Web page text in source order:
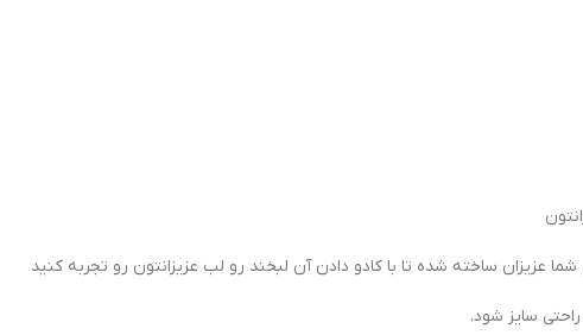
عزیزان ساخته شده تا با کادو دادن آن لبخند رو لب عزیزانتون رو تجربه کنید
سایز شود.